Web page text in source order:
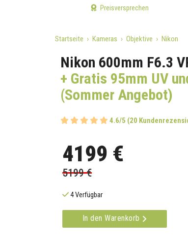
Preisversprechen
Startseite Kameras Objektive Nikon
Nikon 600mm F6.3
+ Gratis 95mm UV
(Sommer Angebot)
4.6/5 (20
4199 €
5199 €
4 Verfügbar
In den Warenkorb